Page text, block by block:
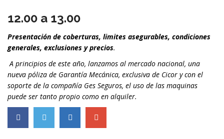
12.00 a 13.00
Presentación de coberturas, limites asegurables, condiciones
generales, exclusiones y precios.
A principios de este año, lanzamos al mercado nacional, una
nueva póliza de Garantía Mecánica, exclusiva de Cicor y con el
soporte de la compañía Ges Seguros, el uso de las maquinas
puede ser tanto propio como en alquiler.